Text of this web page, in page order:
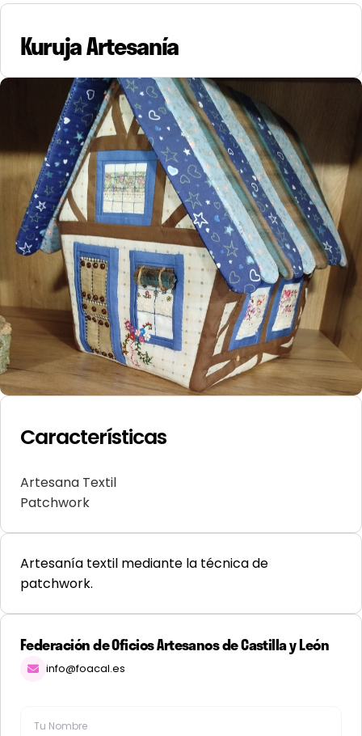
Kuruja Artesanía
Características
Artesana Textil
Patchwork
Artesanía textil mediante la técnica de
patchwork.
Federación de Oficios Artesanos de Castilla y León
info@foacal.es